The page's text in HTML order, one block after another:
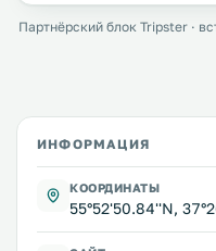
Партнёрский блок Tripster ·
ИНФОРМАЦИЯ
КООРДИНАТЫ
55°52'50.84''N,